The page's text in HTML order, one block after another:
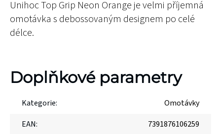
Unihoc Top Grip Neon Orange je velmi příjemná
omotávka s debossovaným designem po celé
délce.
Doplňkové parametry
Kategorie:
Omotávky
EAN:
7391876106259